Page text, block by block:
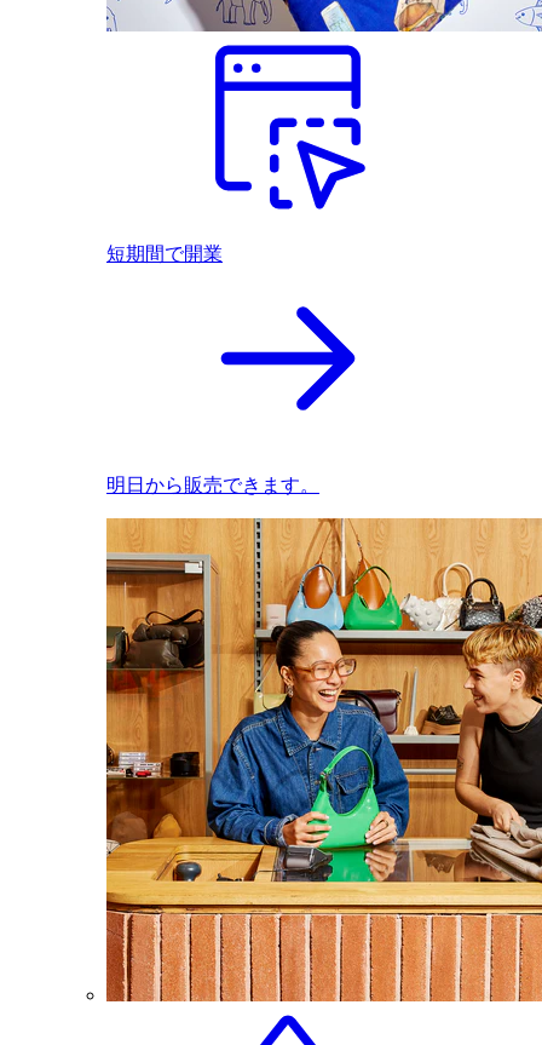
短期間で開業
明日から販売できます。